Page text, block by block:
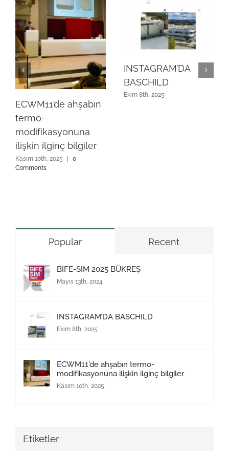
ECWM11’de ahşabın
termo-
modifikasyonuna
ilişkin ilginç bilgiler
Kasım 10th, 2025 |
0
Comments
INSTAGRAM’DA
BASCHILD
Ekim 8th, 2025
Popular Recent
BIFE-SIM 2025 BÜKREŞ
Mayıs 13th, 2024
INSTAGRAM’DA BASCHILD
Ekim 8th, 2025
ECWM11’de ahşabın termo-
modifikasyonuna ilişkin ilginç bilgiler
Kasım 10th, 2025
Etiketler